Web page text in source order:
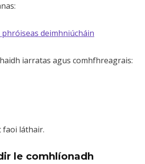
deimhniúcháin
iarratas agus comhfhreagrais:
faoi láthair.
le comhlíonadh